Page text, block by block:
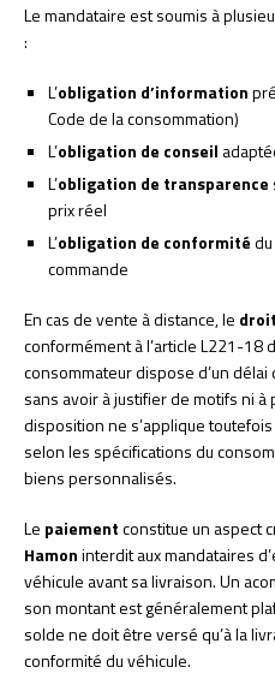
Le mandataire est soumis à
:
L’obligation d’information
Code de la consommation)
L’obligation de conseil
L’obligation de transparence
prix réel
L’obligation de conformité
commande
En cas de vente à distance, le
conformément à l’article L221-18
consommateur dispose d’un
sans avoir à justifier de motifs ni à
disposition ne s’applique
selon les spécifications du
biens personnalisés.
Le paiementconstitue un aspect
Hamoninterdit aux mandataires
véhicule avant sa livraison. Un
son montant est généralement
solde ne doit être versé qu’à la
conformité du véhicule.